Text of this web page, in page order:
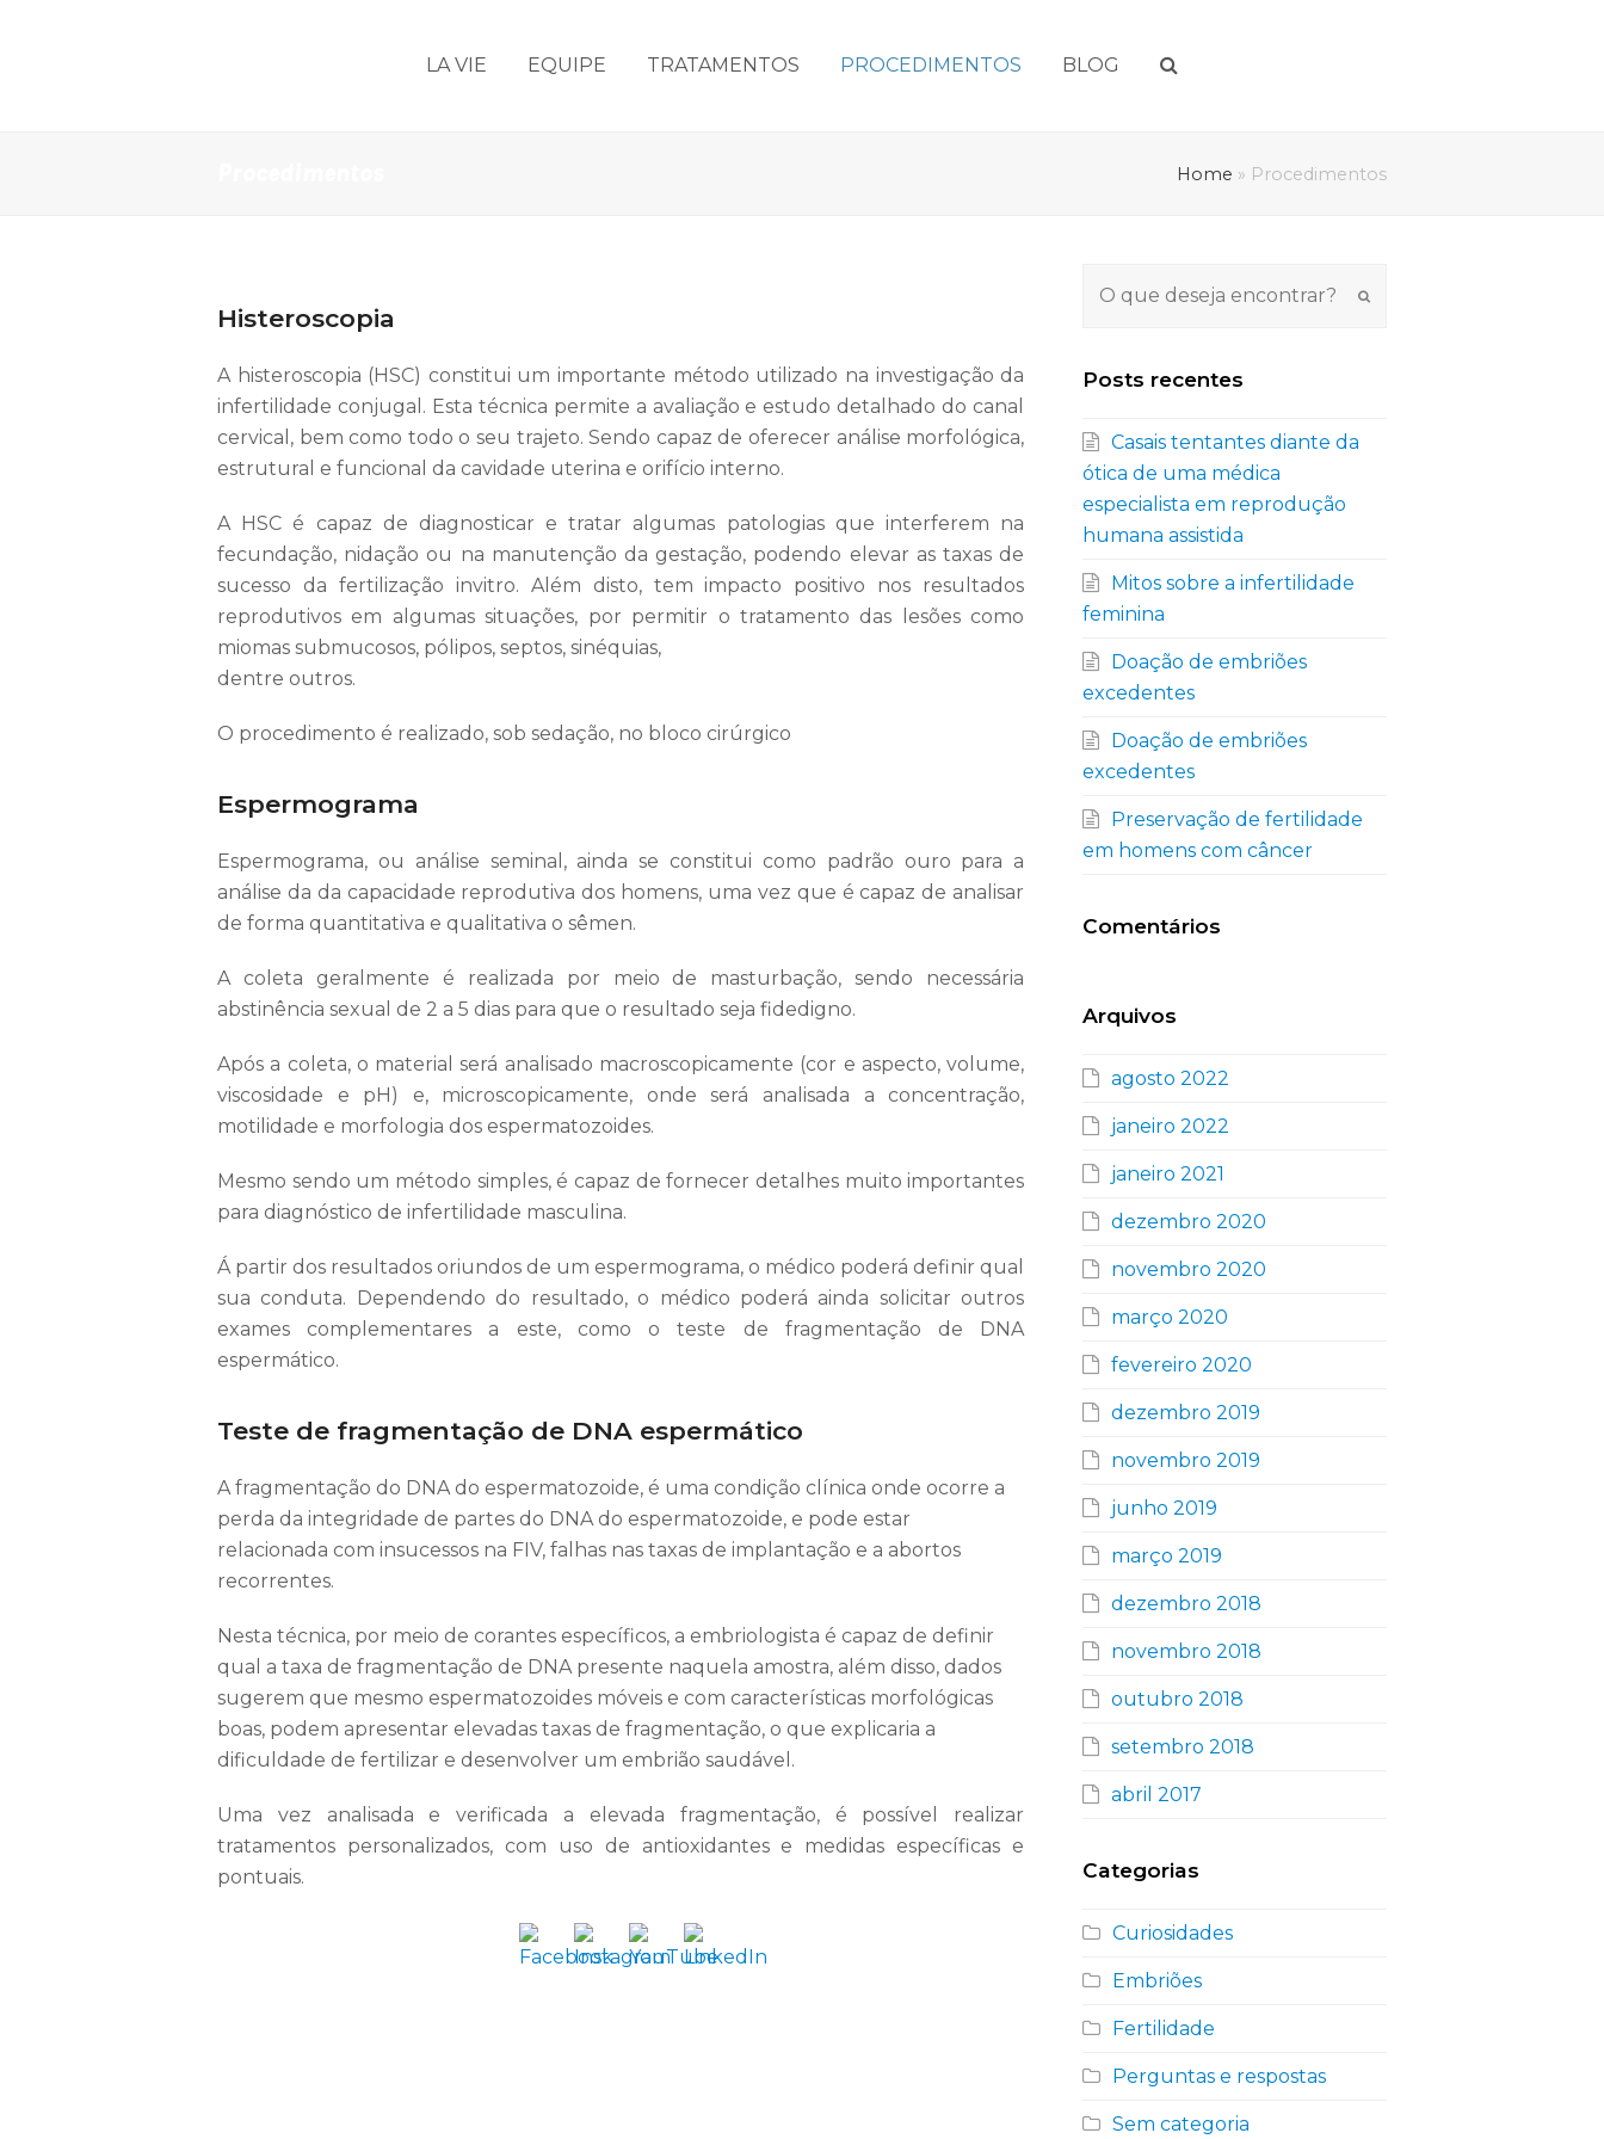
LA VIE EQUIPE TRATAMENTOS PROCEDIMENTOS BLOG
Home » Procedimentos
Histeroscopia
A histeroscopia (HSC) constitui um importante método utilizado na investigação da
infertilidade conjugal. Esta técnica permite a avaliação e estudo detalhado do canal
cervical, bem como todo o seu trajeto. Sendo capaz de oferecer análise morfológica,
estrutural e funcional da cavidade uterina e orifício interno.
A HSC é capaz de diagnosticar e tratar algumas patologias que interferem na
fecundação, nidação ou na manutenção da gestação, podendo elevar as taxas de
sucesso da fertilização invitro. Além disto, tem impacto positivo nos resultados
reprodutivos em algumas situações, por permitir o tratamento das lesões como
miomas submucosos, pólipos, septos, sinéquias,
dentre outros.
O procedimento é realizado, sob sedação, no bloco cirúrgico
Espermograma
Espermograma, ou análise seminal, ainda se constitui como padrão ouro para a
análise da da capacidade reprodutiva dos homens, uma vez que é capaz de analisar
de forma quantitativa e qualitativa o sêmen.
A coleta geralmente é realizada por meio de masturbação, sendo necessária
abstinência sexual de 2 a 5 dias para que o resultado seja fidedigno.
Após a coleta, o material será analisado macroscopicamente (cor e aspecto, volume,
viscosidade e pH) e, microscopicamente, onde será analisada a concentração,
motilidade e morfologia dos espermatozoides.
Mesmo sendo um método simples, é capaz de fornecer detalhes muito importantes
para diagnóstico de infertilidade masculina.
Á partir dos resultados oriundos de um espermograma, o médico poderá definir qual
sua conduta. Dependendo do resultado, o médico poderá ainda solicitar outros
exames complementares a este, como o teste de fragmentação de DNA
espermático.
Teste de fragmentação de DNA espermático
A fragmentação do DNA do espermatozoide, é uma condição clínica onde ocorre a
perda da integridade de partes do DNA do espermatozoide, e pode estar
relacionada com insucessos na FIV, falhas nas taxas de implantação e a abortos
recorrentes.
Nesta técnica, por meio de corantes específicos, a embriologista é capaz de definir
qual a taxa de fragmentação de DNA presente naquela amostra, além disso, dados
sugerem que mesmo espermatozoides móveis e com características morfológicas
boas, podem apresentar elevadas taxas de fragmentação, o que explicaria a
dificuldade de fertilizar e desenvolver um embrião saudável.
Uma vez analisada e verificada a elevada fragmentação, é possível realizar
tratamentos personalizados, com uso de antioxidantes e medidas específicas e
pontuais.
Posts recentes
Casais tentantes diante da
ótica de uma médica
especialista em reprodução
humana assistida
Mitos sobre a infertilidade
feminina
Doação de embriões
excedentes
Doação de embriões
excedentes
Preservação de fertilidade
em homens com câncer
Comentários
Arquivos
agosto 2022
janeiro 2022
janeiro 2021
dezembro 2020
novembro 2020
março 2020
fevereiro 2020
dezembro 2019
novembro 2019
junho 2019
março 2019
dezembro 2018
novembro 2018
outubro 2018
setembro 2018
abril 2017
Categorias
Curiosidades
Embriões
Fertilidade
Perguntas e respostas
Sem categoria